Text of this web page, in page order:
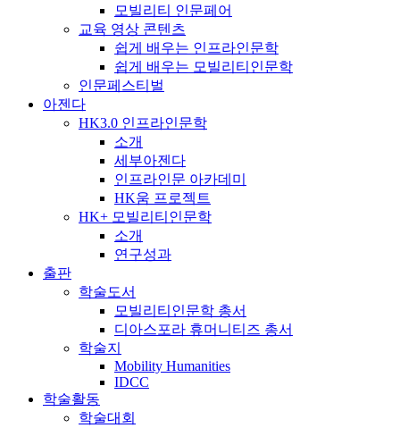
모빌리티 인문페어
교육 영상 콘텐츠
쉽게 배우는 인프라인문학
쉽게 배우는 모빌리티인문학
인문페스티벌
아젠다
HK3.0 인프라인문학
소개
세부아젠다
인프라인문 아카데미
HK움 프로젝트
HK+ 모빌리티인문학
소개
연구성과
출판
학술도서
모빌리티인문학 총서
디아스포라 휴머니티즈 총서
학술지
Mobility Humanities
IDCC
학술활동
학술대회